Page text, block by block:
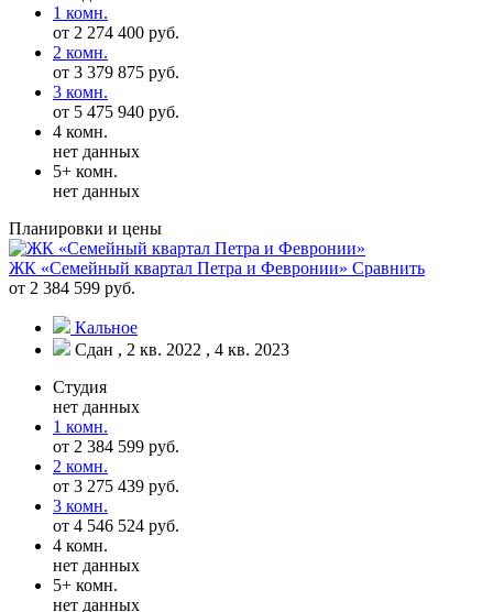
1 комн.
от 2 274 400 руб.
2 комн.
от 3 379 875 руб.
3 комн.
от 5 475 940 руб.
4 комн.
нет данных
5+ комн.
нет данных
Планировки и цены
ЖК «Семейный квартал Петра и Февронии» Сравнить
от 2 384 599 руб.
Кальное
Сдан , 2 кв. 2022 , 4 кв. 2023
Студия
нет данных
1 комн.
от 2 384 599 руб.
2 комн.
от 3 275 439 руб.
3 комн.
от 4 546 524 руб.
4 комн.
нет данных
5+ комн.
нет данных